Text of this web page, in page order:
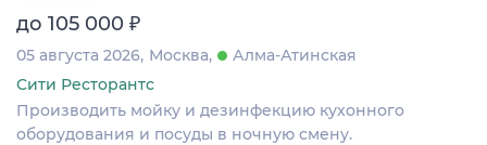
до 105 000 ₽
05 августа 2026 Москва
Алма-Атинская
Сити Ресторантс
Производить мойку и дезинфекцию кухонного
оборудования и посуды в ночную смену.